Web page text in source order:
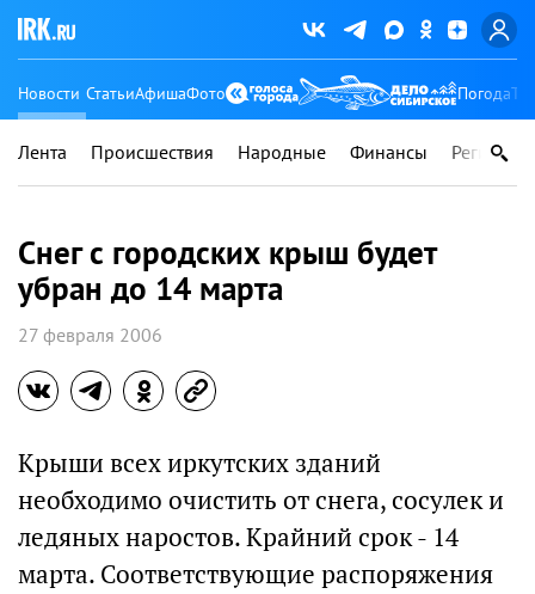
Новости СтатьиАфишаФото Погода
Лента Происшествия Народные Финансы Регионы
Снег с городских крыш будет
убран до 14 марта
27 февраля 2006
Крыши всех иркутских зданий
необходимо очистить от снега, сосулек и
ледяных наростов. Крайний срок - 14
марта. Соответствующие распоряжения